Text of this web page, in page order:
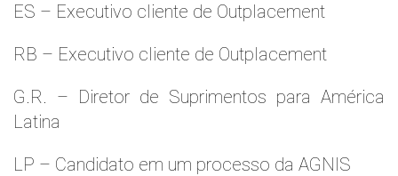
ES – Executivo cliente de Outplacement
RB – Executivo cliente de Outplacement
G.R. – Diretor de Suprimentos para América
Latina
LP – Candidato em um processo da AGNIS